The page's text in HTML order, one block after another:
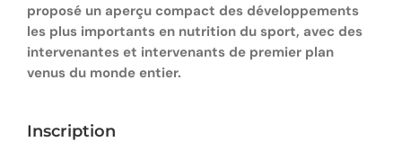
proposé un aperçu compact des développements
les plus importants en nutrition du sport, avec des
intervenantes et intervenants de premier plan
venus du monde entier.
Inscription